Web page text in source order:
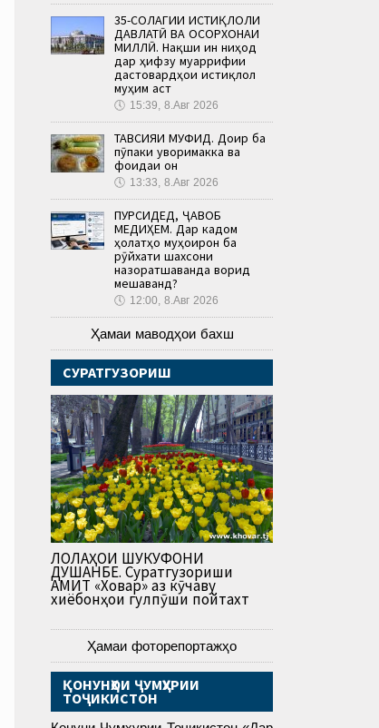
35-СОЛАГИИ ИСТИҚЛОЛИ
ДАВЛАТӢ ВА ОСОРХОНАИ
МИЛЛӢ. Нақши ин ниҳод
дар ҳифзу муаррифии
дастовардҳои истиқлол
муҳим аст
🕔 15:39, 8.Авг 2026
ТАВСИЯИ МУФИД. Доир ба
пӯпаки ҷуворимакка ва
фоидаи он
🕔 13:33, 8.Авг 2026
ПУРСИДЕД, ҶАВОБ
МЕДИҲЕМ. Дар кадом
ҳолатҳо муҳоҷирон ба
рӯйхати шахсони
назоратшаванда ворид
мешаванд?
🕔 12:00, 8.Авг 2026
Ҳамаи маводҳои бахш
СУРАТГУЗОРИШ
ЛОЛАҲОИ ШУКУФОНИ
ДУШАНБЕ. Суратгузориши
АМИТ «Ховар» аз кӯчаву
хиёбонҳои гулпӯши пойтахт
Ҳамаи фоторепортажҳо
ҚОНУНҲОИ ҶУМҲУРИИ
ТОҶИКИСТОН